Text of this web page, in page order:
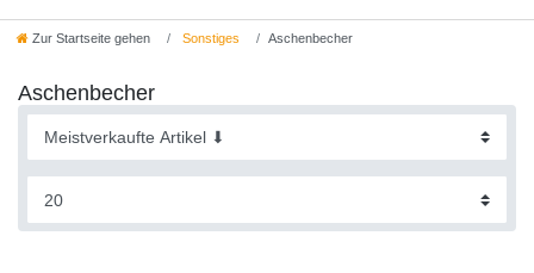
Zur Startseite gehen Sonstiges Aschenbecher
Aschenbecher